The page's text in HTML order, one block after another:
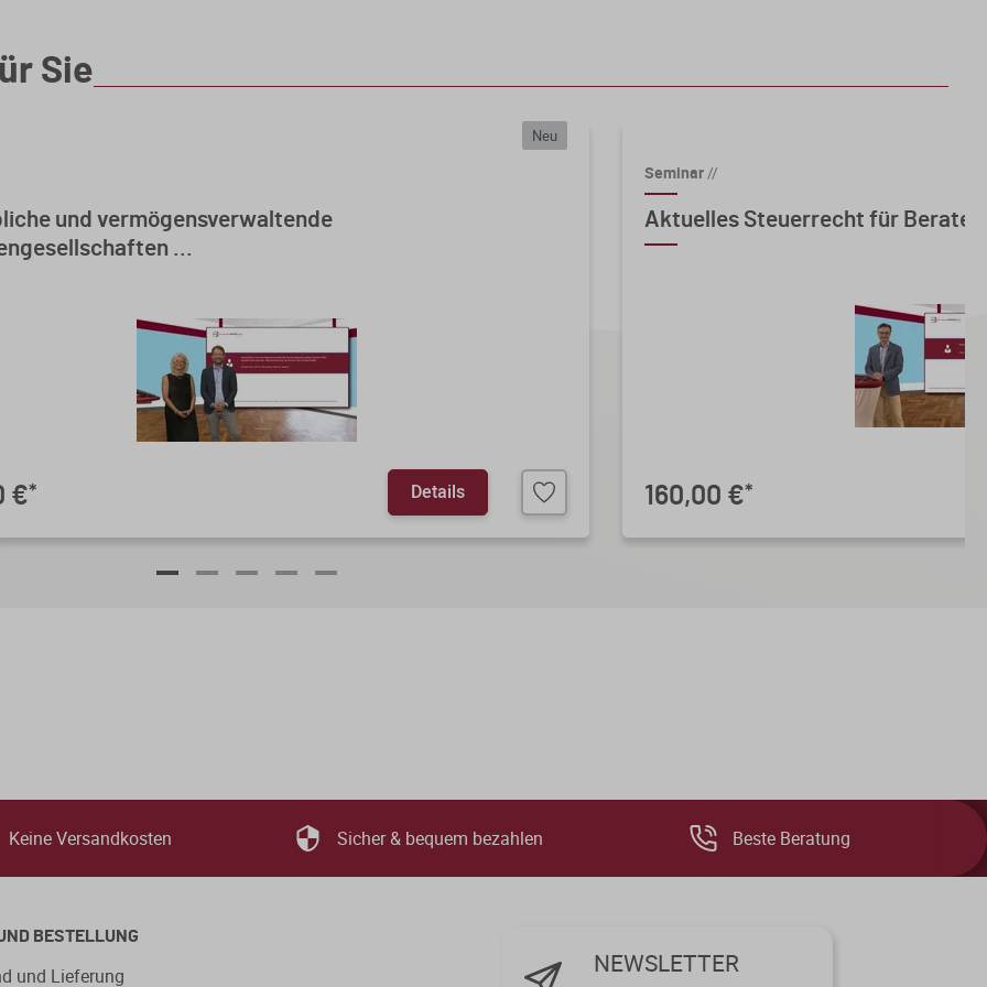
Sie
Neu
und vermögensverwaltende
...
€* Details
Seminar//
Aktuelles Steuerrecht für Berater
160,00 €*
Keine Versandkosten Sicher & bequem bezahlen Beste Beratung
BESTELLUNG
und Lieferung NEWSLETTER